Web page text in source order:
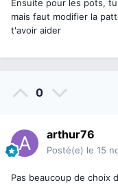
Ensuite pour les pots,
mais faut modifier la
t'avoir aider
0
arthur76
Posté(e) le 15
Pas beaucoup de choix